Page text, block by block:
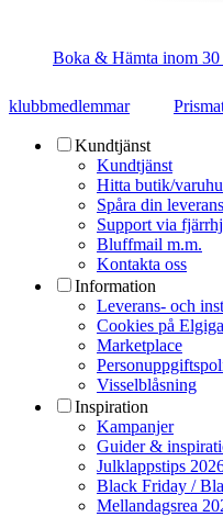
Boka & Hämta inom 30
klubbmedlemmar
Kundtjänst
Kundtjänst
Hitta butik/
Spåra din leverans
Support via
Bluffmail m.m.
Kontakta oss
Information
Leverans- och
Cookies på
Marketplace
Visselblåsning
Inspiration
Kampanjer
Guider &
Julklappstips
Black Friday /
Mellandagsrea